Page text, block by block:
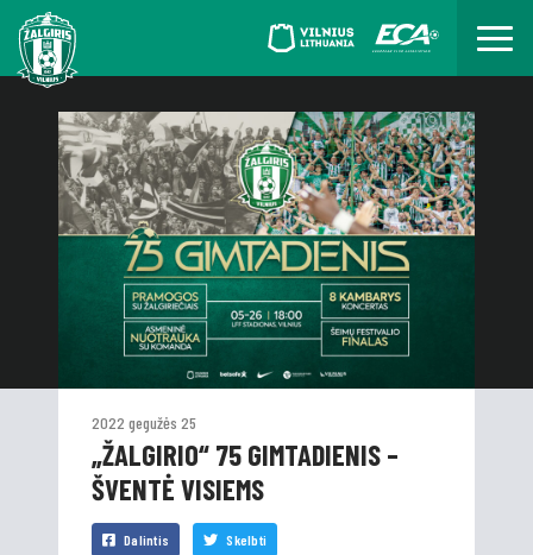
2022 gegužės 25
„ŽALGIRIO“ 75 GIMTADIENIS –
ŠVENTĖ VISIEMS
Dalintis Skelbti